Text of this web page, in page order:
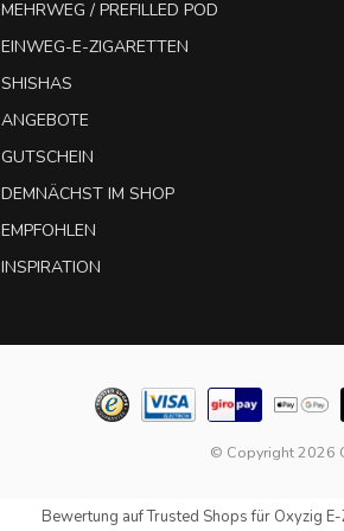
MEHRWEG / PREFILLED POD
EINWEG-E-ZIGARETTEN
SHISHAS
ANGEBOTE
GUTSCHEIN
DEMNÄCHST IM SHOP
EMPFOHLEN
INSPIRATION
© Copyright 2026
Bewertung aufTrusted Shopsfür Oxyzig